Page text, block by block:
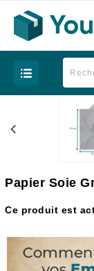
Papier Soie
Ce produit est